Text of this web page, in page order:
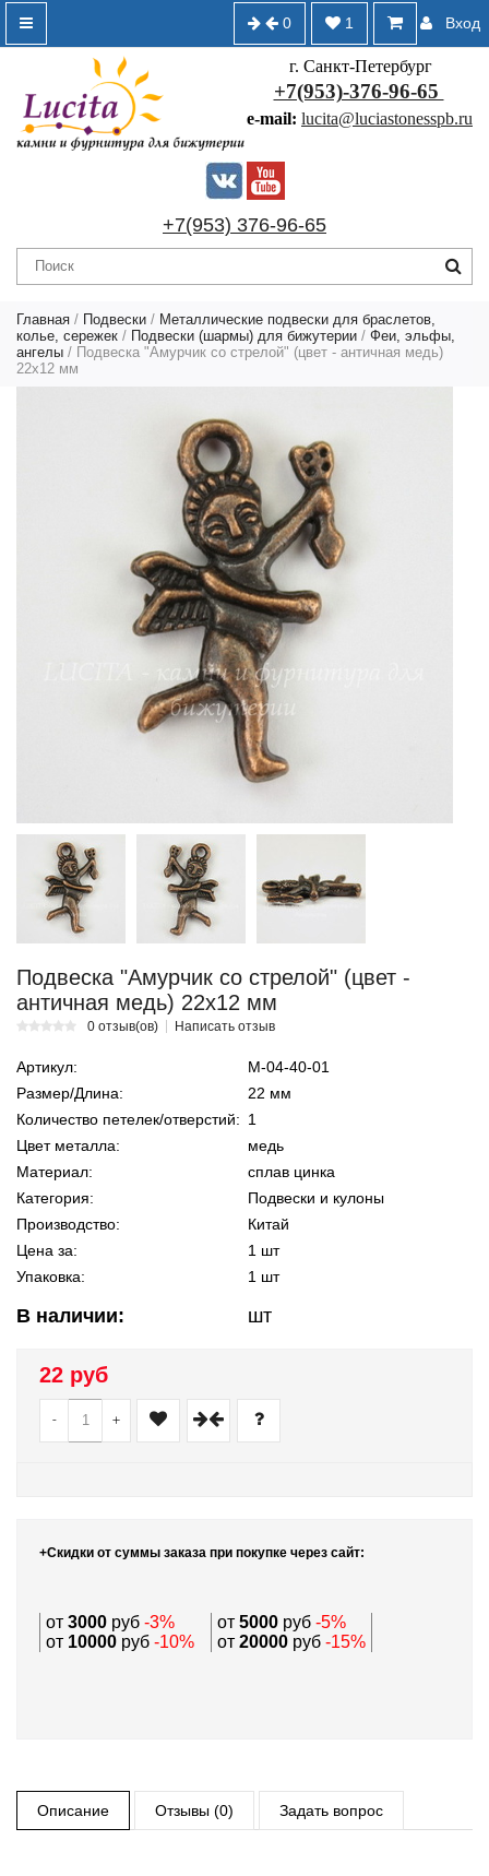
Вход
1
0
г. Санкт-Петербург
+7(953)-376-96-65
e-mail: lucita@luciastonesspb.ru
+7(953) 376-96-65
Главная / Подвески / Металлические подвески для браслетов,
колье, сережек / Подвески (шармы) для бижутерии / Феи, эльфы,
ангелы / Подвеска "Амурчик со стрелой" (цвет - античная медь)
22х12 мм
Подвеска "Амурчик со стрелой" (цвет -
античная медь) 22х12 мм
0 отзыв(ов) Написать отзыв
Артикул:
М-04-40-01
Размер/Длина:
22 мм
Количество петелек/отверстий: 1
Цвет металла:
медь
Материал:
сплав цинка
Категория:
Подвески и кулоны
Производство:
Китай
Цена за:
1 шт
Упаковка:
1 шт
В наличии: шт
22 руб
- +
+Скидки от суммы заказа при покупке через сайт:
от 3000 руб -3% от 5000 руб -5%
от 10000 руб -10% от 20000 руб -15%
Описание Отзывы (0) Задать вопрос